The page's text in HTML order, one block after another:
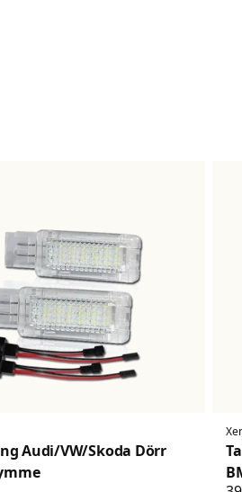
Audi/VW/Skoda Dörr